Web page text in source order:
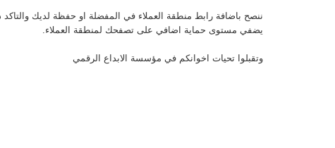
يضفي مستوى حماية اضافي على تصفحك لمنطقة العملاء.
وتقبلوا تحيات اخوانكم في مؤسسة الابداع الرقمي